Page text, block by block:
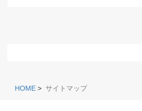
HOME > サイトマップ